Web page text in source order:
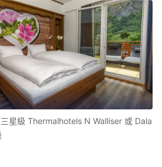
星級 Thermalhotels N Walliser 或 Dala